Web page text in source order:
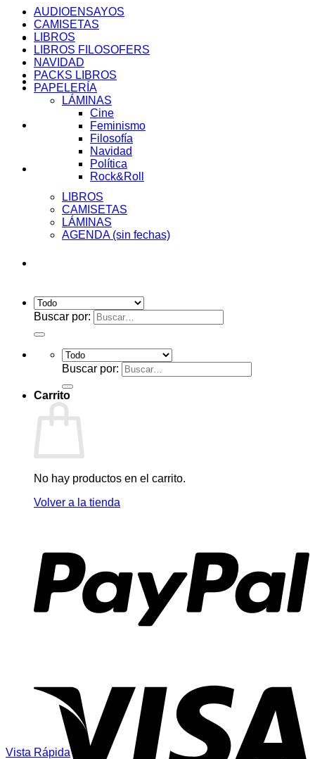
SOBRE MI
AUDIOENSAYOS
CURSOS
LIBROS
CAMISETAS
LÁMINAS
AGENDA (sin fechas)
Buscar por:
Buscar por:
Carrito
No hay productos en el carrito.
Volver a la tienda
AUDIOENSAYOS
CAMISETAS
LIBROS
LIBROS FILOSOFERS
NAVIDAD
PACKS LIBROS
PAPELERÍA
LÁMINAS
Cine
Feminismo
Filosofía
Navidad
Política
Rock&Roll
Vista Rápida